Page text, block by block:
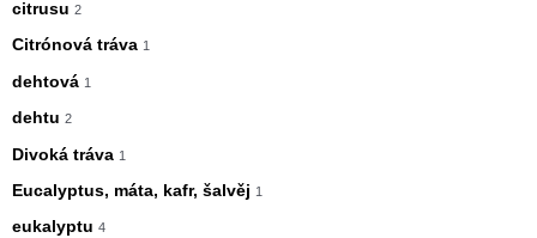
citrusu 2
Citrónová tráva 1
dehtová 1
dehtu 2
Divoká tráva 1
Eucalyptus, máta, kafr, šalvěj 1
eukalyptu 4